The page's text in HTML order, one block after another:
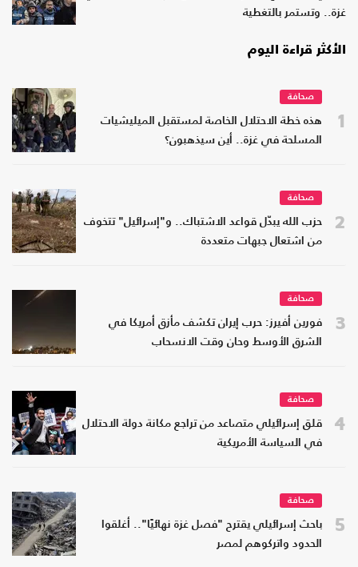
غزة.. وتستمر بالتغطية
الأكثر قراءة اليوم
1
صحافة
هذه خطة الاحتلال الخاصة لمستقبل الميليشيات
المسلحة في غزة.. أين سيذهبون؟
2
صحافة
حزب الله يبدّل قواعد الاشتباك.. و"إسرائيل" تتخوف
من اشتعال جبهات متعددة
3
صحافة
فورين أفيرز: حرب إيران تكشف مأزق أمريكا في
الشرق الأوسط وحان وقت الانسحاب
4
صحافة
قلق إسرائيلي متصاعد من تراجع مكانة دولة الاحتلال
في السياسة الأمريكية
5
صحافة
باحث إسرائيلي يقترح "فصل غزة نهائيًا".. أغلقوا
الحدود واتركوهم لمصر